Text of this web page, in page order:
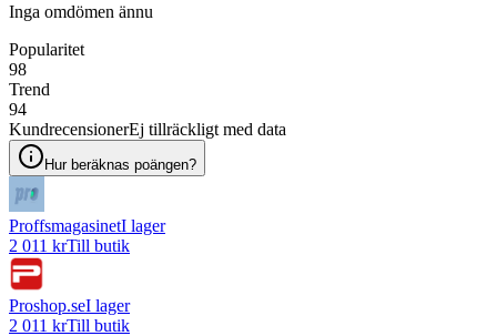
Inga omdömen ännu
Popularitet
98
Trend
94
KundrecensionerEj tillräckligt med data
Hur beräknas poängen?
ProffsmagasinetI lager
2 011 krTill butik
Proshop.seI lager
2 011 krTill butik